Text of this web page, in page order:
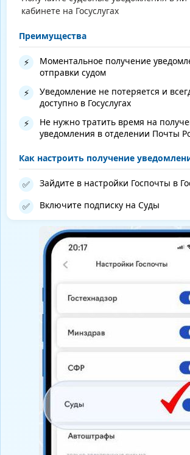
кабинете на Госуслугах
Преимущества
⚡
Моментальное получение
отправки судом
⚡
Уведомление не потеряется и
доступно в Госуслугах
⚡
Не нужно тратить время на
уведомления в отделении Почты
Как настроить получение
✅ Зайдите в настройки Госпочты в
✅ Включите подписку на Суды